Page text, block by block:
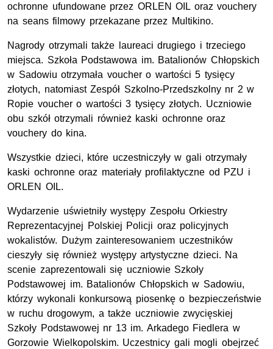
ochronne ufundowane przez ORLEN OIL oraz vouchery
na seans filmowy przekazane przez Multikino.
Nagrody otrzymali także laureaci drugiego i trzeciego
miejsca. Szkoła Podstawowa im. Batalionów Chłopskich
w Sadowiu otrzymała voucher o wartości 5 tysięcy
złotych, natomiast Zespół Szkolno-Przedszkolny nr 2 w
Ropie voucher o wartości 3 tysięcy złotych. Uczniowie
obu szkół otrzymali również kaski ochronne oraz
vouchery do kina.
Wszystkie dzieci, które uczestniczyły w gali otrzymały
kaski ochronne oraz materiały profilaktyczne od PZU i
ORLEN OIL.
Wydarzenie uświetniły występy Zespołu Orkiestry
Reprezentacyjnej Polskiej Policji oraz policyjnych
wokalistów. Dużym zainteresowaniem uczestników
cieszyły się również występy artystyczne dzieci. Na
scenie zaprezentowali się uczniowie Szkoły
Podstawowej im. Batalionów Chłopskich w Sadowiu,
którzy wykonali konkursową piosenkę o bezpieczeństwie
w ruchu drogowym, a także uczniowie zwycięskiej
Szkoły Podstawowej nr 13 im. Arkadego Fiedlera w
Gorzowie Wielkopolskim. Uczestnicy gali mogli obejrzeć